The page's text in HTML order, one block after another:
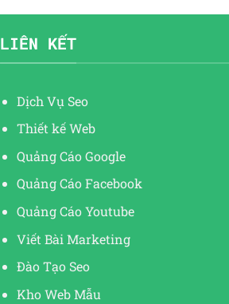
LIÊN KẾT
Dịch Vụ Seo
Thiết kế Web
Quảng Cáo Google
Quảng Cáo Facebook
Quảng Cáo Youtube
Viết Bài Marketing
Đào Tạo Seo
Kho Web Mẫu